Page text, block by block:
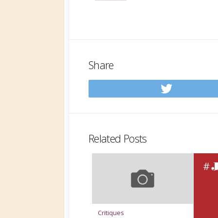
Share
Share
on
Related Posts
Critiques